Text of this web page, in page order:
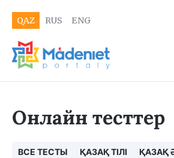
QAZ RUS ENG
Онлайн тесттер
ВСЕ ТЕСТЫ ҚАЗАҚ ТІЛІ
ҚАЗАҚ